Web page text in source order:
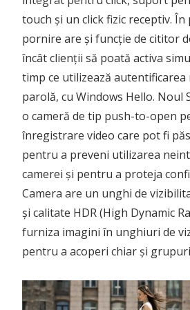
touch și un click fizic receptiv.
pornire are și funcție de cititor
încât clienții să poată activa
timp ce utilizează autentificarea
parolă, cu Windows Hello. Noul
o cameră de tip push-to-open
înregistrare video care pot fi
pentru a preveni utilizarea
camerei și pentru a proteja
Camera are un unghi de
și calitate HDR (High Dynamic
furniza imagini în unghiuri de
pentru a acoperi chiar și